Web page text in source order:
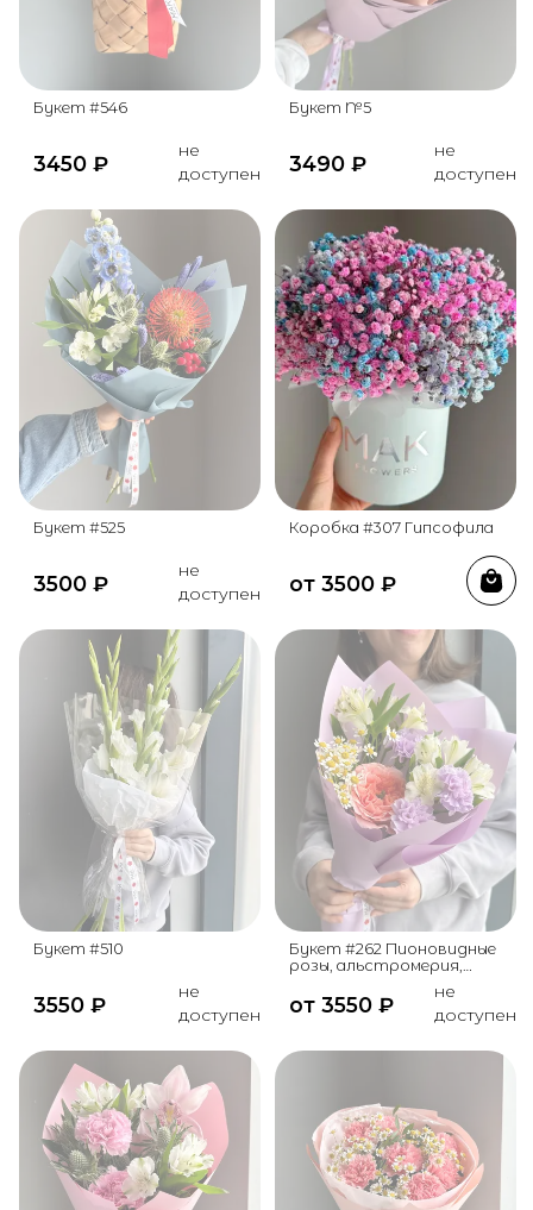
Букет #546
3450 ₽
не
доступен
Букет №5
3490 ₽
не
доступен
Букет #525
3500 ₽
не
доступен
Коробка #307 Гипсофила
от 3500 ₽
Букет #510
3550 ₽
не
доступен
Букет #262 Пионовидные
розы, альстромерия,
от 3550 ₽
не
доступен